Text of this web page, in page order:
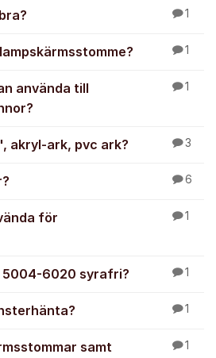
1
1
använda till
1
akryl-ark, pvc ark? 3
6
för
1
5004-6020 syrafri? 1
1
samt
1